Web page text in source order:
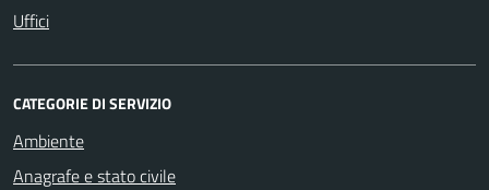
Uffici
CATEGORIE DI SERVIZIO
Ambiente
Anagrafe e stato civile